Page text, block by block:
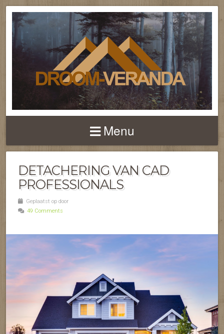
NIEUWS EN FEITEN
EN VERANDA'S
Menu
DETACHERING VAN CAD
PROFESSIONALS
Geplaatst op door
49 Comments